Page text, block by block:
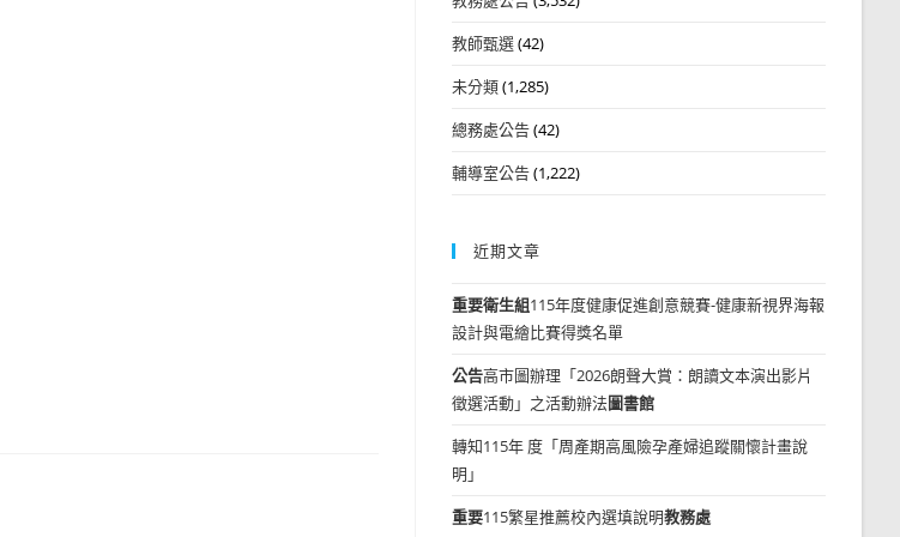
教師甄選(42)
未分類(1,285)
總務處公告(42)
輔導室公告(1,222)
近期文章
重要衛生組115年度健康促進創意競賽-健康新視界海報
設計與電繪比賽得獎名單
公告高市圖辦理「2026朗聲大賞：朗讀文本演出影片
徵選活動」之活動辦法圖書館
轉知115年 度「周產期高風險孕產婦追蹤關懷計畫說
明」
重要115繁星推薦校內選填說明教務處